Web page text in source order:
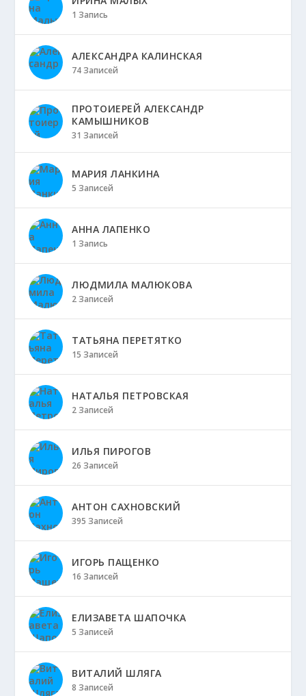
1 Запись
АЛЕКСАНДРА КАЛИНСКАЯ
74 Записей
ПРОТОИЕРЕЙ АЛЕКСАНДР
КАМЫШНИКОВ
31 Записей
МАРИЯ ЛАНКИНА
5 Записей
АННА ЛАПЕНКО
1 Запись
ЛЮДМИЛА МАЛЮКОВА
2 Записей
ТАТЬЯНА ПЕРЕТЯТКО
15 Записей
НАТАЛЬЯ ПЕТРОВСКАЯ
2 Записей
ИЛЬЯ ПИРОГОВ
26 Записей
АНТОН САХНОВСКИЙ
395 Записей
ИГОРЬ ПАЩЕНКО
16 Записей
ЕЛИЗАВЕТА ШАПОЧКА
5 Записей
ВИТАЛИЙ ШЛЯГА
8 Записей